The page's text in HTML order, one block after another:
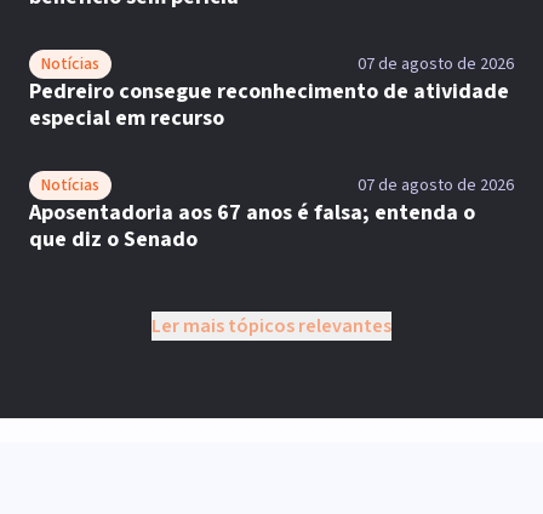
Notícias 07 de agosto de 2026
Pedreiro consegue reconhecimento de atividade
especial em recurso
Notícias 07 de agosto de 2026
Aposentadoria aos 67 anos é falsa; entenda o
que diz o Senado
Ler mais tópicos relevantes